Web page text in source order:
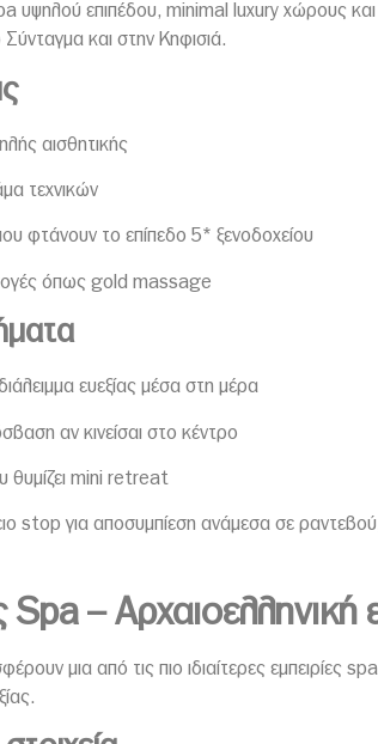
υψηλού επιπέδου, minimal luxury χώρους
και στην Κηφισιά.
αισθητικής
τεχνικών
φτάνουν το επίπεδο 5* ξενοδοχείου
όπως gold massage
διάλειμμα ευεξίας μέσα στη μέρα
αν κινείσαι στο κέντρο
θυμίζει mini retreat
stop για αποσυμπίεση ανάμεσα σε
Spa – Αρχαιοελληνική
μια από τις πιο ιδιαίτερες εμπειρίες